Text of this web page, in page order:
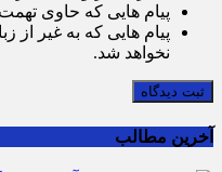
پیام هایی که حاوی
پیام هایی که به غیر از
نخواهد شد.
ثبت دیدگاه
آخرین مطالب